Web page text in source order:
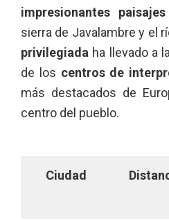
impresionantes
sierra de Javalambre y el
privilegiada ha llevado a
de los centros de
más destacados de
centro del pueblo.
Ciudad